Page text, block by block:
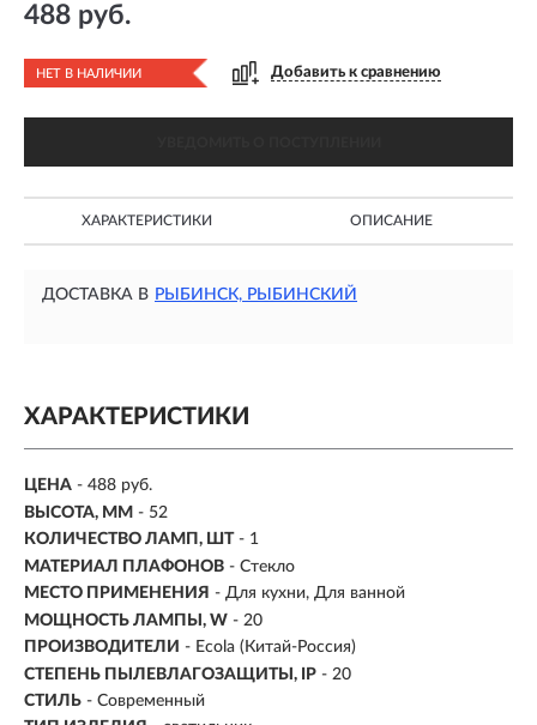
488 руб.
НЕТ В НАЛИЧИИ Добавить к сравнению
ХАРАКТЕРИСТИКИ ОПИСАНИЕ
ДОСТАВКА В РЫБИНСК, РЫБИНСКИЙ
ХАРАКТЕРИСТИКИ
ЦЕНА - 488 руб.
ВЫСОТА, ММ - 52
КОЛИЧЕСТВО ЛАМП, ШТ - 1
МАТЕРИАЛ ПЛАФОНОВ - Стекло
МЕСТО ПРИМЕНЕНИЯ - Для кухни, Для ванной
МОЩНОСТЬ ЛАМПЫ, W - 20
ПРОИЗВОДИТЕЛИ - Ecola (Китай-Россия)
СТЕПЕНЬ ПЫЛЕВЛАГОЗАЩИТЫ, IP - 20
СТИЛЬ - Современный